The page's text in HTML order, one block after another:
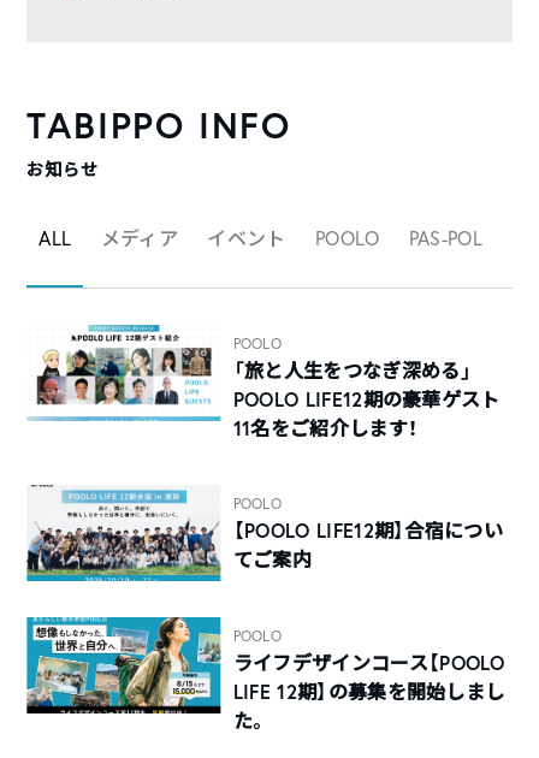
TABIPPO INFO
お知らせ
ALL メディア イベント POOLO PAS-POL
POOLO
「旅と人生をつなぎ深める」
POOLO LIFE12期の豪華ゲスト
11名をご紹介します！
POOLO
【POOLO LIFE12期】合宿につい
てご案内
POOLO
ライフデザインコース【POOLO
LIFE 12期】の募集を開始しまし
た。